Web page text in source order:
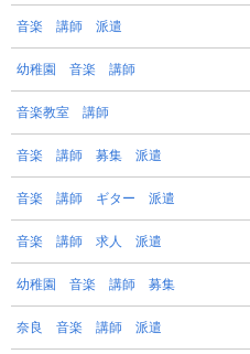
音楽 講師 派遣
幼稚園 音楽 講師
音楽教室 講師
音楽 講師 募集 派遣
音楽 講師 ギター 派遣
音楽 講師 求人 派遣
幼稚園 音楽 講師 募集
奈良 音楽 講師 派遣